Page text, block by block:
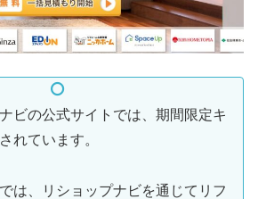
ビの公式サイトでは、期間限定キ
れています。
は、リショップナビを通じてリフ